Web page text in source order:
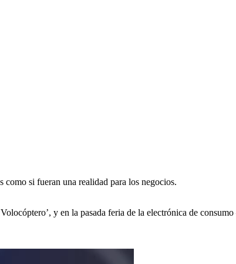
si fueran una realidad para los negocios.
y en la pasada feria de la electrónica de